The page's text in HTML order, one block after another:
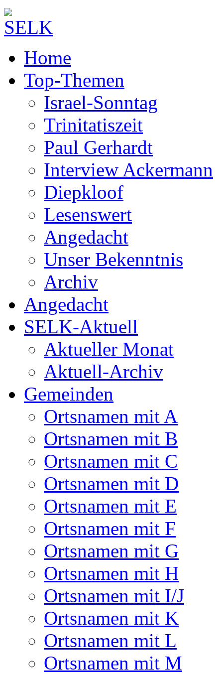
Home
Top-Themen
Israel-Sonntag
Trinitatiszeit
Paul Gerhardt
Interview Ackermann
Diepkloof
Lesenswert
Angedacht
Unser Bekenntnis
Archiv
Angedacht
SELK-Aktuell
Aktueller Monat
Aktuell-Archiv
Gemeinden
Ortsnamen mit A
Ortsnamen mit B
Ortsnamen mit C
Ortsnamen mit D
Ortsnamen mit E
Ortsnamen mit F
Ortsnamen mit G
Ortsnamen mit H
Ortsnamen mit I/J
Ortsnamen mit K
Ortsnamen mit L
Ortsnamen mit M